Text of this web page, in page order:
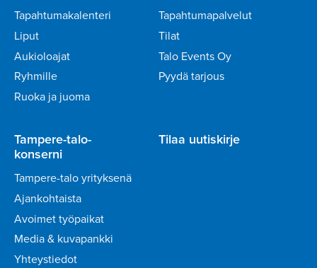
Tapahtumakalenteri
Liput
Aukioloajat
Ryhmille
Ruoka ja juoma
Tapahtumapalvelut
Tilat
Talo Events Oy
Pyydä tarjous
Tampere-talo-
konserni
Tampere-talo yrityksenä
Ajankohtaista
Avoimet työpaikat
Media & kuvapankki
Yhteystiedot
Tilaa uutiskirje